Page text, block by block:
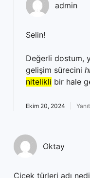
admin
Selin!
Değerli dostum,
gelişim sürecini
nitelikli bir hale
Ekim 20, 2024
Oktay
Çiçek türleri adı